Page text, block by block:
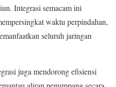
Integrasi semacam ini
waktu perpindahan,
seluruh jaringan
juga mendorong efisiensi